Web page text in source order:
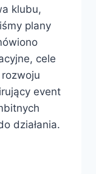
klubu,
plany
cele
event
działania.